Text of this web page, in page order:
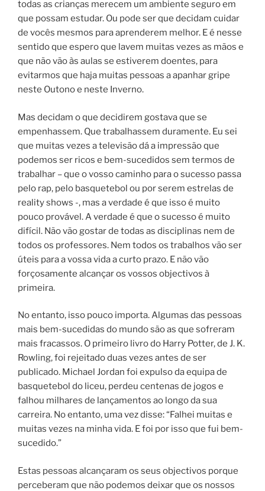
todas as crianças merecem um ambiente seguro em
que possam estudar. Ou pode ser que decidam cuidar
de vocês mesmos para aprenderem melhor. E é nesse
sentido que espero que lavem muitas vezes as mãos e
que não vão às aulas se estiverem doentes, para
evitarmos que haja muitas pessoas a apanhar gripe
neste Outono e neste Inverno.
Mas decidam o que decidirem gostava que se
empenhassem. Que trabalhassem duramente. Eu sei
que muitas vezes a televisão dá a impressão que
podemos ser ricos e bem-sucedidos sem termos de
trabalhar – que o vosso caminho para o sucesso passa
pelo rap, pelo basquetebol ou por serem estrelas de
reality shows -, mas a verdade é que isso é muito
pouco provável. A verdade é que o sucesso é muito
difícil. Não vão gostar de todas as disciplinas nem de
todos os professores. Nem todos os trabalhos vão ser
úteis para a vossa vida a curto prazo. E não vão
forçosamente alcançar os vossos objectivos à
primeira.
No entanto, isso pouco importa. Algumas das pessoas
mais bem-sucedidas do mundo são as que sofreram
mais fracassos. O primeiro livro do Harry Potter, de J. K.
Rowling, foi rejeitado duas vezes antes de ser
publicado. Michael Jordan foi expulso da equipa de
basquetebol do liceu, perdeu centenas de jogos e
falhou milhares de lançamentos ao longo da sua
carreira. No entanto, uma vez disse: “Falhei muitas e
muitas vezes na minha vida. E foi por isso que fui bem-
sucedido.”
Estas pessoas alcançaram os seus objectivos porque
perceberam que não podemos deixar que os nossos